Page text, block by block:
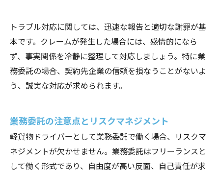
トラブル対応に関しては、迅速な報告と適切な謝罪が基
本です。クレームが発生した場合には、感情的になら
ず、事実関係を冷静に整理して対応しましょう。特に業
務委託の場合、契約先企業の信頼を損なうことがないよ
う、誠実な対応が求められます。
業務委託の注意点とリスクマネジメント
軽貨物ドライバーとして業務委託で働く場合、リスクマ
ネジメントが欠かせません。業務委託はフリーランスと
して働く形式であり、自由度が高い反面、自己責任が求